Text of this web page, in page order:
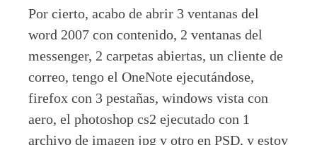
Por cierto, acabo de abrir 3 ventanas del
word 2007 con contenido, 2 ventanas del
messenger, 2 carpetas abiertas, un cliente de
correo, tengo el OneNote ejecutándose,
firefox con 3 pestañas, windows vista con
aero, el photoshop cs2 ejecutado con 1
archivo de imagen jpg y otro en PSD, y estoy